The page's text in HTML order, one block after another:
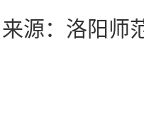
来源：洛阳师